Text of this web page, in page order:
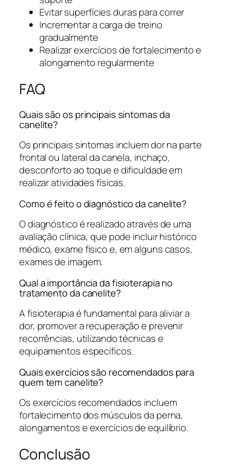
Evitar superfícies duras para correr
Incrementar a carga de treino
gradualmente
Realizar exercícios de fortalecimento e
alongamento regularmente
FAQ
Quais são os principais sintomas da
canelite?
Os principais sintomas incluem dor na parte
frontal ou lateral da canela, inchaço,
desconforto ao toque e dificuldade em
realizar atividades físicas.
Como é feito o diagnóstico da canelite?
O diagnóstico é realizado através de uma
avaliação clínica, que pode incluir histórico
médico, exame físico e, em alguns casos,
exames de imagem.
Qual a importância da fisioterapia no
tratamento da canelite?
A fisioterapia é fundamental para aliviar a
dor, promover a recuperação e prevenir
recorrências, utilizando técnicas e
equipamentos específicos.
Quais exercícios são recomendados para
quem tem canelite?
Os exercícios recomendados incluem
fortalecimento dos músculos da perna,
alongamentos e exercícios de equilíbrio.
Conclusão